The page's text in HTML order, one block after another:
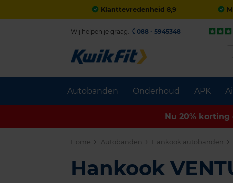
Klanttevredenheid 8,9
Autobanden Onderhoud APK
Wij helpen je graag. 088 - 5945348
Nu 20% korting
Home Autobanden Hankook autobanden
Hankook